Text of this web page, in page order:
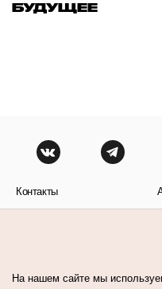
БУДУЩЕЕ
Контакты
На нашем сайте мы